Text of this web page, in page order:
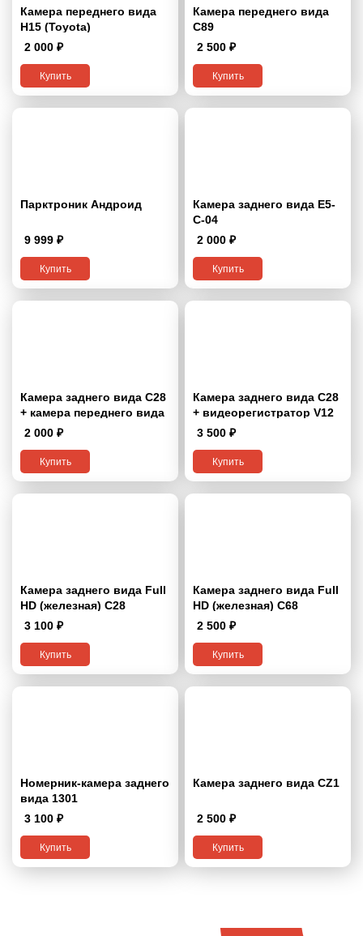
Камера переднего вида
H15 (Toyota)
2 000 ₽
Купить
Камера переднего вида
С89
2 500₽
Купить
Парктроник Андроид
9 999 ₽
Купить
Камера заднего вида E5-
C-04
2 000₽
Купить
Камера заднего вида C28
+ камера переднего вида
C89 (акция от 17 990 ₽)
2 000 ₽
Купить
Камера заднего вида C28
+ видеорегистратор V12
(акция от 26 990 ₽)
3 500₽
Купить
Камера заднего вида Full
HD (железная) С28
3 100 ₽
Купить
Камера заднего вида Full
HD (железная) С68
2 500₽
Купить
Номерник-камера заднего
вида 1301
3 100 ₽
Купить
Камера заднего вида CZ1
2 500₽
Купить